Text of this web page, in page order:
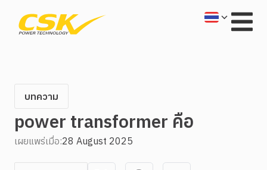
บทความ
power transformer คือ
เผยแพร่เมื่อ:28 August 2025